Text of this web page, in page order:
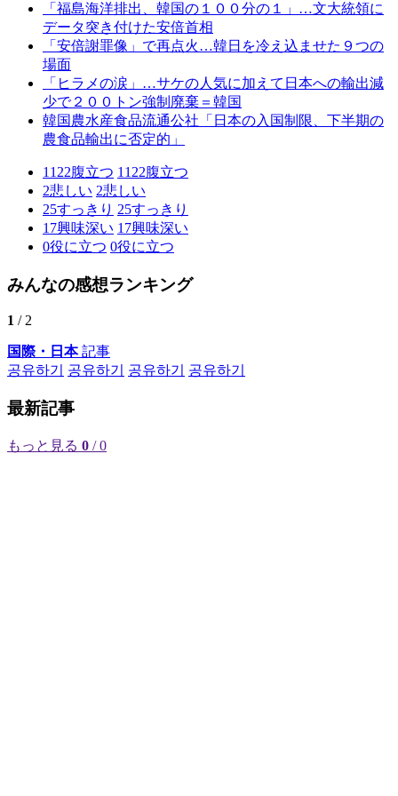
「福島海洋排出、韓国の１００分の１」…文大統領に
データ突き付けた安倍首相
「安倍謝罪像」で再点火…韓日を冷え込ませた９つの
場面
「ヒラメの涙」…サケの人気に加えて日本への輸出減
少で２００トン強制廃棄＝韓国
韓国農水産食品流通公社「日本の入国制限、下半期の
農食品輸出に否定的」
1122腹立つ 1122腹立つ
2悲しい 2悲しい
25すっきり 25すっきり
17興味深い 17興味深い
0役に立つ 0役に立つ
みんなの感想ランキング
1 / 2
国際・日本記事
공유하기
공유하기 공유하기 공유하기
最新記事
もっと見る 0 / 0